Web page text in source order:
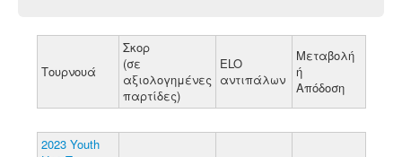
Τουρνουά
Σκορ
(σε
αξιολογημένες
παρτίδες)
ELO
αντιπάλων
Μεταβολή
ή
Απόδοση
2023 Youth